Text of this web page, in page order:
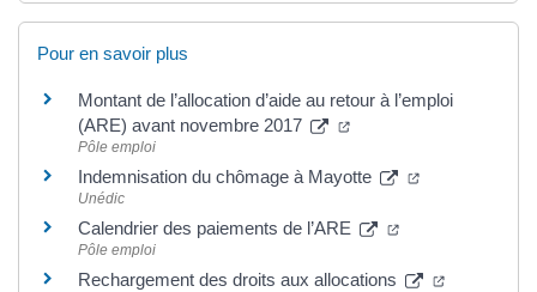
Pour en savoir plus
Montant de l’allocation d’aide au retour à l’emploi
(ARE) avant novembre 2017
Pôle emploi
Indemnisation du chômage à Mayotte
Unédic
Calendrier des paiements de l’ARE
Pôle emploi
Rechargement des droits aux allocations